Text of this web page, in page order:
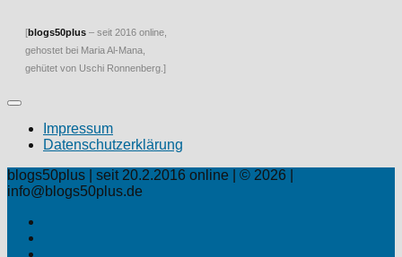
[blogs50plus – seit 2016 online,
gehostet bei Maria Al-Mana,
gehütet von Uschi Ronnenberg.]
Impressum
Datenschutzerklärung
blogs50plus | seit 20.2.2016 online | © 2026 |
info@blogs50plus.de